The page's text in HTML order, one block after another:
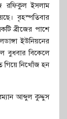
রফিকুল ইসলাম
বৃহস্পতিবার
ব্রীজের পাশে
ইউনিয়নের
বুধবার বি‌কে‌লে
গিয়ে নি‌খোঁজ হন‌
আব্দুল কুদ্দুস